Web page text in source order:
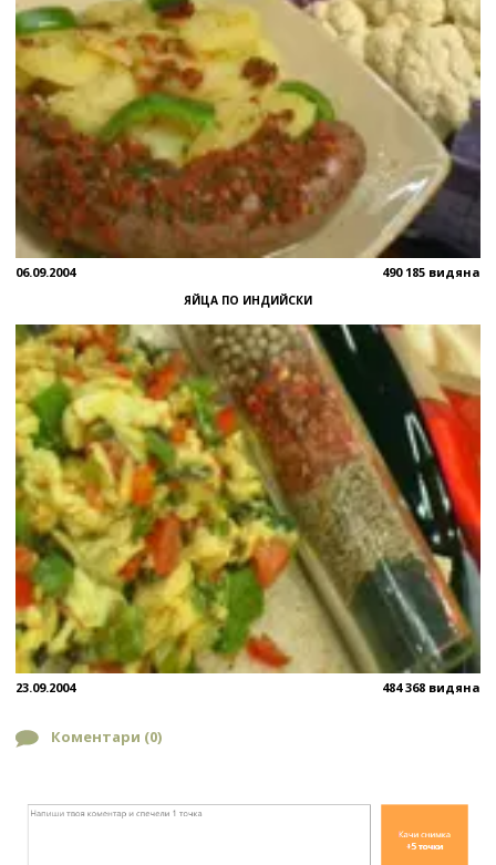
06.09.2004 490 185 видяна
ЯЙЦА ПО ИНДИЙСКИ
23.09.2004 484 368 видяна
Коментари (0)